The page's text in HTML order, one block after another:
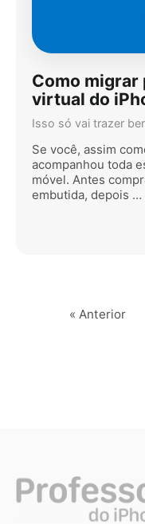
Como migrar
virtual do
Isso só vai trazer
Se você, assim
acompanhou toda
móvel. Antes
embutida, depois …
« Anterior